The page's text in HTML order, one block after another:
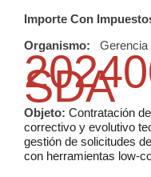
Importe Con
Organismo:
Gerencia
SDA
Objeto: Contratación
correctivo y evolutivo
gestión de solicitudes
con herramientas low-